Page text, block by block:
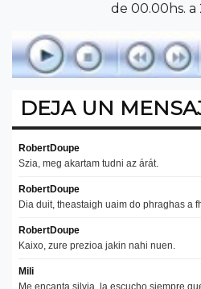
de 00.00hs. a
DEJA UN